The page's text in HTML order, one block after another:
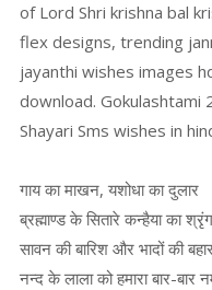
of Lord Shri krishna bal
flex designs, trending
jayanthi wishes images
download. Gokulashtami
Shayari Sms wishes in
गाय का माखन, यशोधा का दुलार
ब्रह्माण्ड के सितारे कन्हैया का
सावन की बारिश और भादों की
नन्द के लाला को हमारा बार-बार